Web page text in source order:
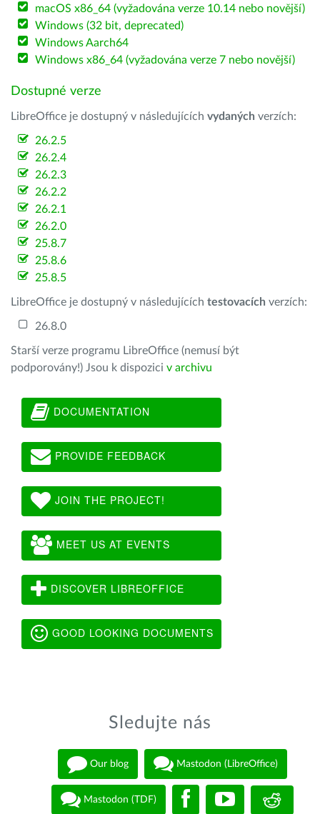
macOS x86_64 (vyžadována verze 10.14 nebo novější)
Windows (32 bit, deprecated)
Windows Aarch64
Windows x86_64 (vyžadována verze 7 nebo novější)
Dostupné verze
LibreOffice je dostupný v následujících vydaných verzích:
26.2.5
26.2.4
26.2.3
26.2.2
26.2.1
26.2.0
25.8.7
25.8.6
25.8.5
LibreOffice je dostupný v následujících testovacích verzích:
26.8.0
Starší verze programu LibreOffice (nemusí být
podporovány!) Jsou k dispozici v archivu
DOCUMENTATION
PROVIDE FEEDBACK
JOIN THE PROJECT!
MEET US AT EVENTS
DISCOVER LIBREOFFICE
GOOD LOOKING DOCUMENTS
Sledujte nás
Our blog Mastodon (LibreOffice)
Mastodon (TDF)